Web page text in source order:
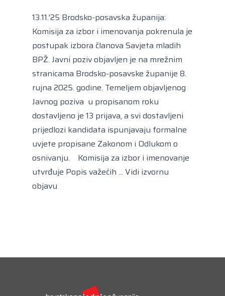
Europski odbor regija
13.11.'25 Brodsko-posavska županija:
Komisija za izbor i imenovanja pokrenula je
postupak izbora članova Savjeta mladih
BPŽ. Javni poziv objavljen je na mrežnim
stranicama Brodsko-posavske županije 8.
rujna 2025. godine. Temeljem objavljenog
Javnog poziva u propisanom roku
dostavljeno je 13 prijava, a svi dostavljeni
prijedlozi kandidata ispunjavaju formalne
uvjete propisane Zakonom i Odlukom o
osnivanju. Komisija za izbor i imenovanje
utvrđuje Popis važećih ... Vidi izvornu
objavu